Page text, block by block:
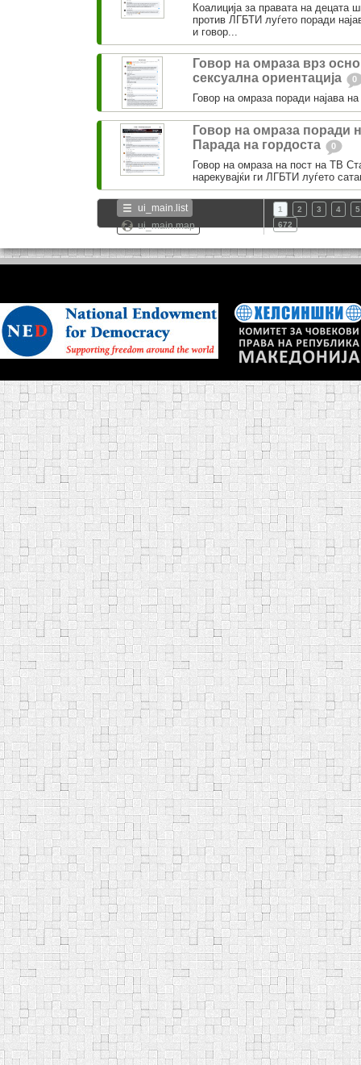
Коалиција за правата на децата
против ЛГБТИ луѓето поради
и говор...
Говор на омраза врз
сексуална ориентација
0
Говор на омраза поради најава
Говор на омраза поради
Парада на гордоста
0
Говор на омраза на пост на ТВ
нарекувајќи ги ЛГБТИ луѓето
ui_main.list
ui_main.map
1 2 3 4
5
672